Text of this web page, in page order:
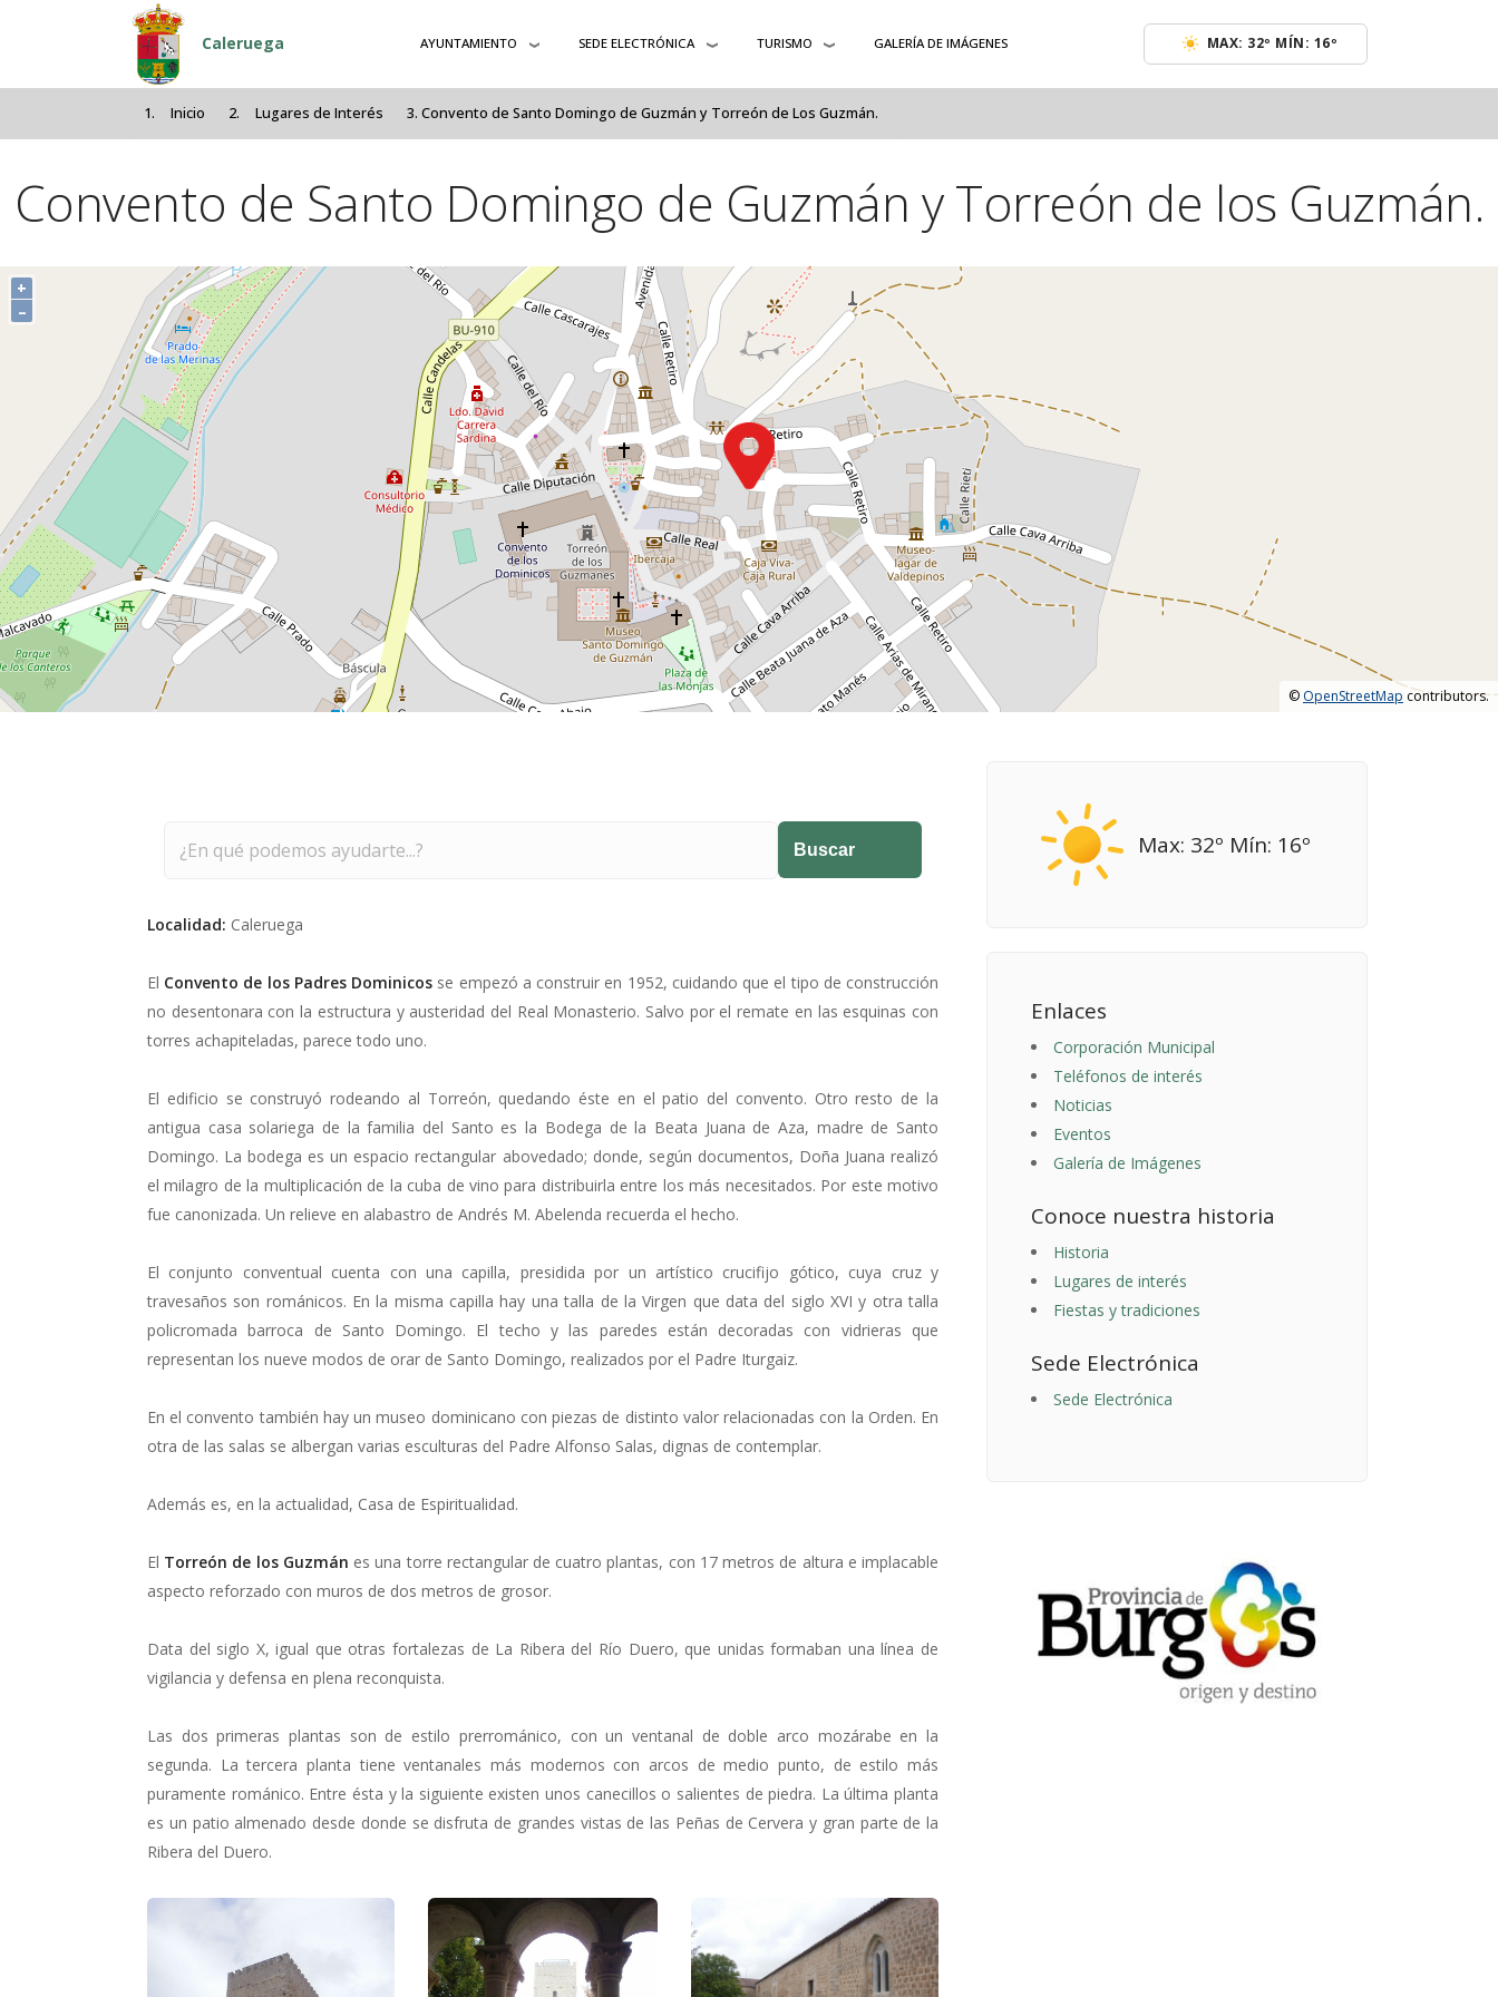
Pasar al contenido principal
Caleruega AYUNTAMIENTO SEDE ELECTRÓNICA TURISMO GALERÍA DE IMÁGENES MAX: 32º MÍN: 16º
Inicio Lugares de Interés Convento de Santo Domingo de Guzmán y Torreón de Los Guzmán.
Convento de Santo Domingo de Guzmán y Torreón de los Guzmán.
+
–
© OpenStreetMap contributors.
Max: 32º Mín: 16º
Enlaces
Corporación Municipal
Teléfonos de interés
Noticias
Eventos
Galería de Imágenes
Conoce nuestra historia
Historia
Lugares de interés
Fiestas y tradiciones
Sede Electrónica
Sede Electrónica
Buscar
Localidad: Caleruega
El Convento de los Padres Dominicos se empezó a construir en 1952, cuidando que el tipo de construcción
no desentonara con la estructura y austeridad del Real Monasterio. Salvo por el remate en las esquinas con
torres achapiteladas, parece todo uno.
El edificio se construyó rodeando al Torreón, quedando éste en el patio del convento. Otro resto de la
antigua casa solariega de la familia del Santo es la Bodega de la Beata Juana de Aza, madre de Santo
Domingo. La bodega es un espacio rectangular abovedado; donde, según documentos, Doña Juana realizó
el milagro de la multiplicación de la cuba de vino para distribuirla entre los más necesitados. Por este motivo
fue canonizada. Un relieve en alabastro de Andrés M. Abelenda recuerda el hecho.
El conjunto conventual cuenta con una capilla, presidida por un artístico crucifijo gótico, cuya cruz y
travesaños son románicos. En la misma capilla hay una talla de la Virgen que data del siglo XVI y otra talla
policromada barroca de Santo Domingo. El techo y las paredes están decoradas con vidrieras que
representan los nueve modos de orar de Santo Domingo, realizados por el Padre Iturgaiz.
En el convento también hay un museo dominicano con piezas de distinto valor relacionadas con la Orden. En
otra de las salas se albergan varias esculturas del Padre Alfonso Salas, dignas de contemplar.
Además es, en la actualidad, Casa de Espiritualidad.
El Torreón de los Guzmán es una torre rectangular de cuatro plantas, con 17 metros de altura e implacable
aspecto reforzado con muros de dos metros de grosor.
Data del siglo X, igual que otras fortalezas de La Ribera del Río Duero, que unidas formaban una línea de
vigilancia y defensa en plena reconquista.
Las dos primeras plantas son de estilo prerrománico, con un ventanal de doble arco mozárabe en la
segunda. La tercera planta tiene ventanales más modernos con arcos de medio punto, de estilo más
puramente románico. Entre ésta y la siguiente existen unos canecillos o salientes de piedra. La última planta
es un patio almenado desde donde se disfruta de grandes vistas de las Peñas de Cervera y gran parte de la
Ribera del Duero.